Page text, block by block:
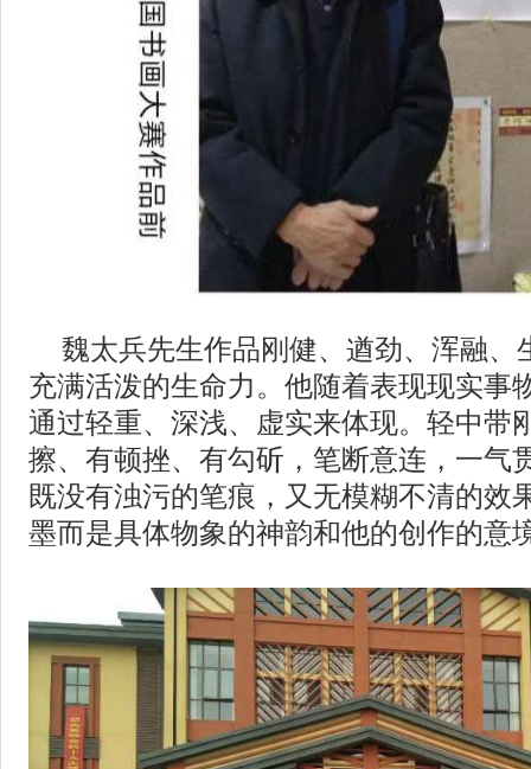
魏太兵先生作品刚健、遒劲、浑融、
充满活泼的生命力。他随着表现现实事
通过轻重、深浅、虚实来体现。轻中带
擦、有顿挫、有勾斫，笔断意连，一气
既没有浊污的笔痕，又无模糊不清的效
墨而是具体物象的神韵和他的创作的意